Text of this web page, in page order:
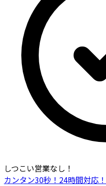
しつこい営業なし！
カンタン30秒！24時間対応！